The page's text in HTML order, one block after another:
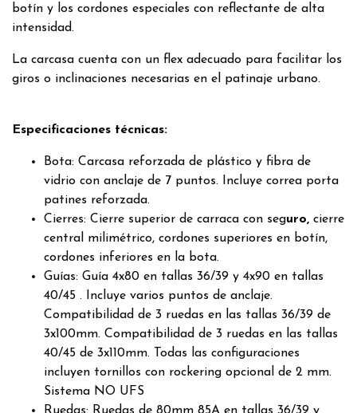
botín y los cordones especiales con reflectante de alta
intensidad.
La carcasa cuenta con un flex adecuado para facilitar los
giros o inclinaciones necesarias en el patinaje urbano.
Especificaciones técnicas:
Bota: Carcasa reforzada de plástico y fibra de
vidrio con anclaje de 7 puntos. Incluye correa porta
patines reforzada.
Cierres: Cierre superior de carraca con seguro, cierre
central milimétrico, cordones superiores en botín,
cordones inferiores en la bota.
Guías: Guía 4x80 en tallas 36/39 y 4x90 en tallas
40/45 . Incluye varios puntos de anclaje.
Compatibilidad de 3 ruedas en las tallas 36/39 de
3x100mm. Compatibilidad de 3 ruedas en las tallas
40/45 de 3x110mm. Todas las configuraciones
incluyen tornillos con rockering opcional de 2 mm.
Sistema NO UFS